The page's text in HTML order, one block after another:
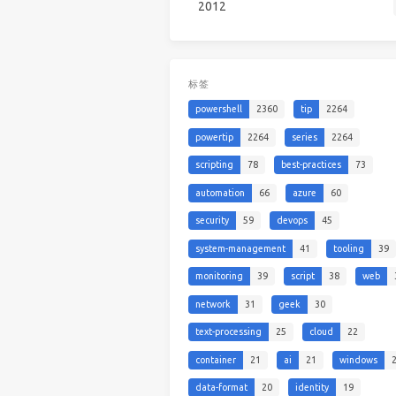
2012
标签
powershell 2360 tip 2264
powertip 2264 series 2264
scripting 78 best-practices 73
automation 66 azure 60
security 59 devops 45
system-management 41 tooling 39
monitoring 39 script 38 web
network 31 geek 30
text-processing 25 cloud 22
container 21 ai 21 windows
data-format 20 identity 19